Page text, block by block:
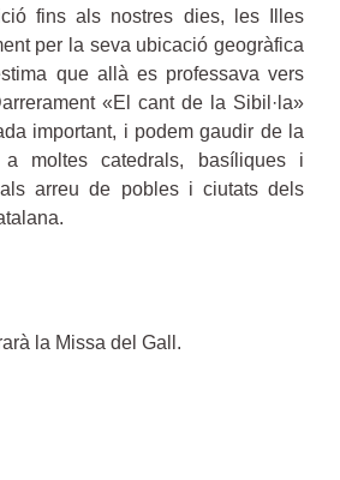
fins als nostres dies, les Illes
per la seva ubicació geogràfica
que allà es professava vers
«El cant de la Sibil·la»
important, i podem gaudir de la
a moltes catedrals, basíliques i
arreu de pobles i ciutats dels
la Missa del Gall.